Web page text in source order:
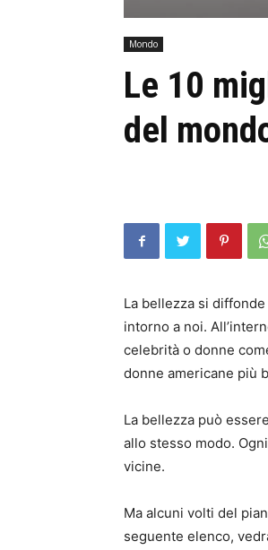
Mondo
Le 10
del
La bellezza si
intorno a noi.
celebrità o donne
donne americane più
La bellezza può
allo stesso modo.
vicine.
Ma alcuni volti del
seguente elenco,